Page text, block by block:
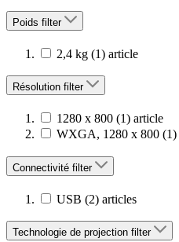
Poids filter
2,4 kg (1) article
Résolution filter
1280 x 800 (1) article
WXGA, 1280 x 800 (1)
Connectivité filter
USB (2) articles
Technologie de projection filter